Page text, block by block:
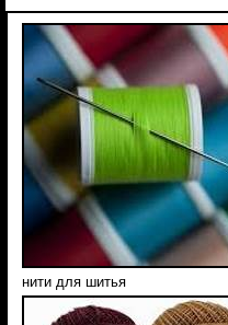
нити для шитья